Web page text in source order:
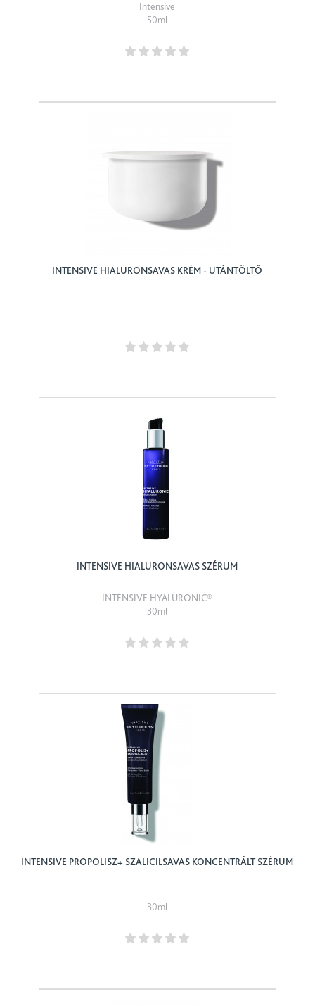
Intensive
50ml
INTENSIVE HIALURONSAVAS KRÉM - UTÁNTÖLTŐ
INTENSIVE HIALURONSAVAS SZÉRUM
INTENSIVE HYALURONIC®
30ml
INTENSIVE PROPOLISZ+ SZALICILSAVAS KONCENTRÁLT SZÉRUM
30ml